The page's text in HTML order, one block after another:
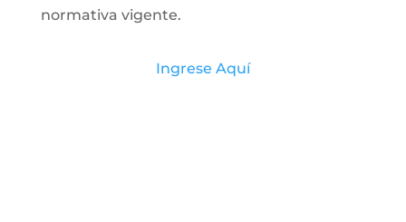
normativa vigente.
Ingrese Aquí